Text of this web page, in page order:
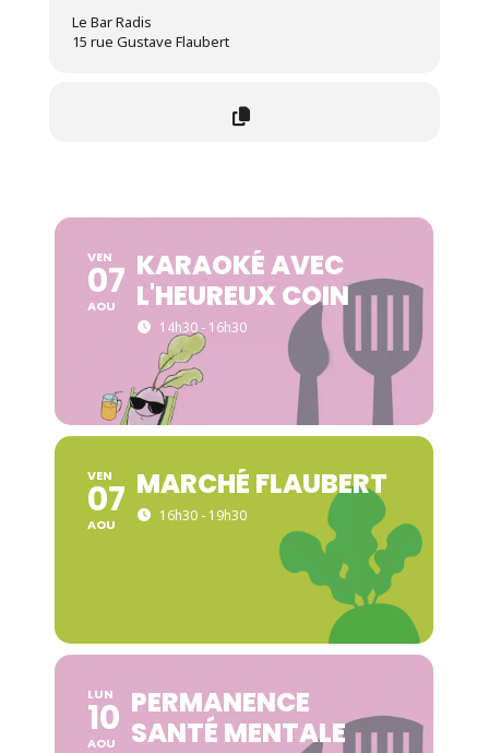
Le Bar Radis
15 rue Gustave Flaubert
VEN
07
AOU
KARAOKÉ AVEC
L'HEUREUX COIN
14h30 - 16h30
VEN
07
AOU
MARCHÉ FLAUBERT
16h30 - 19h30
LUN
10
AOU
PERMANENCE
SANTÉ MENTALE